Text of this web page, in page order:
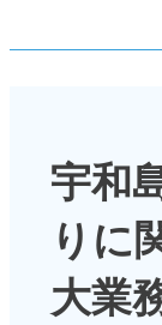
宇和
りに
大業